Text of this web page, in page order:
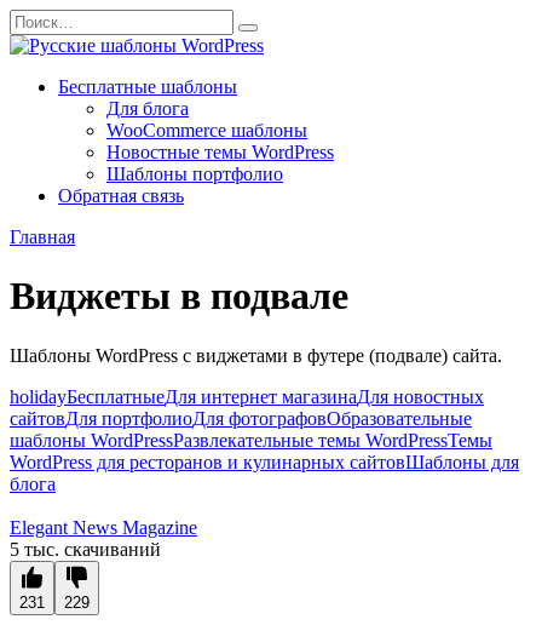
Перейти
к
содержанию
Search
for:
Бесплатные шаблоны
Для блога
WooCommerce шаблоны
Новостные темы WordPress
Шаблоны портфолио
Обратная связь
Главная
Виджеты в подвале
Шаблоны WordPress с виджетами в футере (подвале) сайта.
holidayБесплатныеДля интернет магазинаДля новостных
сайтовДля портфолиоДля фотографовОбразовательные
шаблоны WordPressРазвлекательные темы WordPressТемы
WordPress для ресторанов и кулинарных сайтовШаблоны для
блога
Elegant News Magazine
5 тыс. скачиваний
231 229